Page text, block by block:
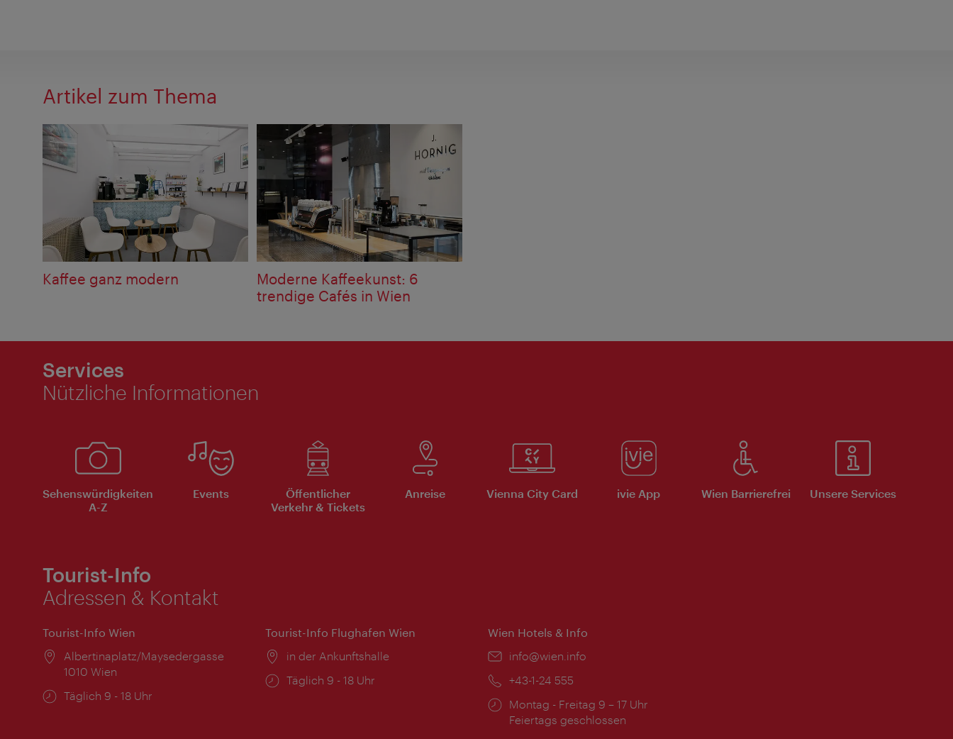
Artikel zum Thema
Kaffee ganz modern
Moderne Kaffeekunst: 6
trendige Cafés in Wien
Services
Nützliche Informationen
Sehenswürdigkeiten
A-Z
Events
Öffentlicher
Verkehr & Tickets
Anreise Vienna City Card ivie App Wien Barrierefrei Unsere Services
Tourist-Info
Adressen & Kontakt
Tourist-Info Wien
Ort:
Albertinaplatz/Maysedergasse
1010 Wien
Öffnungszeiten:
Täglich 9 - 18 Uhr
Tourist-Info Flughafen Wien
Ort:
in der Ankunftshalle
Öffnungszeiten:
Täglich 9 - 18 Uhr
Wien Hotels & Info
Email:
info@wien.info
Telefon:
+43-1-24 555
Öffnungszeiten:
Montag - Freitag 9 – 17 Uhr
Feiertags geschlossen